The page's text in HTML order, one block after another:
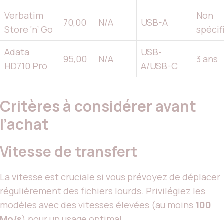
Verbatim
Store ‘n’ Go
70,00 N/A USB-A
Non
Adata
HD710 Pro
95,00 N/A
USB-
A/USB-C
3 ans
Critères à considérer avant
l’achat
Vitesse de transfert
La vitesse est cruciale si vous prévoyez de déplacer
régulièrement des fichiers lourds. Privilégiez les
modèles avec des vitesses élevées (au moins 100